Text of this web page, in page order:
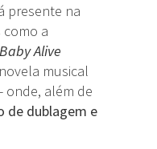
presente na
a
Baby Alive
musical
onde, além de
de dublagem e